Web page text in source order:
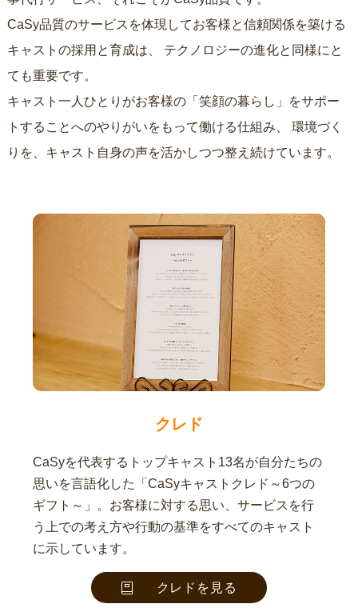
CaSy品質のサービスを体現してお客様と信頼関係を築ける
キャストの採用と育成は、
ても重要です。
キャスト一人ひとりがお客様の「笑顔の暮らし」をサポー
トすることへのやりがいをもって働ける仕組み、
りを、キャスト自身の声を活かしつつ整え続けています。
クレド
CaSyを代表するトップキャスト13名が自分たちの
思いを言語化した「CaSyキャストクレド～6つの
ギフト～」。お客様に対する思い、サービスを行
う上での考え方や行動の基準をすべてのキャスト
に示しています。
クレドを見る